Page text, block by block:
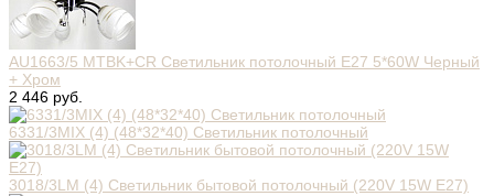
AU1663/5 MTBK+CR Светильник потолочный E27 5*60W Черный
+ Хром
2 446 руб.
6331/3MIX (4) (48*32*40) Светильник потолочный
3018/3LM (4) Светильник бытовой потолочный (220V 15W E27)